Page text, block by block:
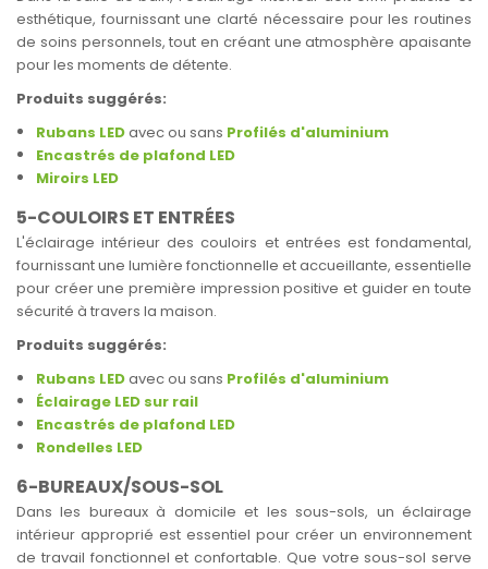
esthétique, fournissant une clarté nécessaire pour les routines
de soins personnels, tout en créant une atmosphère apaisante
pour les moments de détente.
Produits suggérés:
Rubans LEDavec ou sans Profilés d'aluminium
Encastrés de plafond LED
Miroirs LED
5-COULOIRS ET ENTRÉES
L'éclairage intérieur des couloirs et entrées est fondamental,
fournissant une lumière fonctionnelle et accueillante, essentielle
pour créer une première impression positive et guider en toute
sécurité à travers la maison.
Produits suggérés:
Rubans LEDavec ou sans Profilés d'aluminium
Éclairage LED sur rail
Encastrés de plafond LED
Rondelles LED
6-BUREAUX/SOUS-SOL
Dans les bureaux à domicile et les sous-sols, un éclairage
intérieur approprié est essentiel pour créer un environnement
de travail fonctionnel et confortable. Que votre sous-sol serve